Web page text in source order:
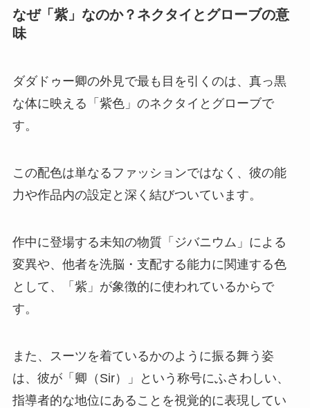
なぜ「紫」なのか？ネクタイとグローブの意
味
ダダドゥー卿の外見で最も目を引くのは、真っ黒
な体に映える「紫色」のネクタイとグローブで
す。
この配色は単なるファッションではなく、彼の能
力や作品内の設定と深く結びついています。
作中に登場する未知の物質「ジバニウム」による
変異や、他者を洗脳・支配する能力に関連する色
として、「紫」が象徴的に使われているからで
す。
また、スーツを着ているかのように振る舞う姿
は、彼が「卿（Sir）」という称号にふさわしい、
指導者的な地位にあることを視覚的に表現してい